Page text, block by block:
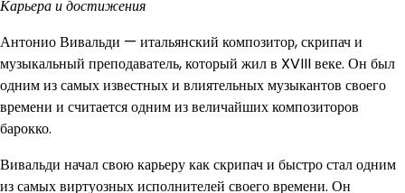
Карьера и достижения
Антонио Вивальди — итальянский композитор, скрипач и
музыкальный преподаватель, который жил в XVIII веке. Он был
одним из самых известных и влиятельных музыкантов своего
времени и считается одним из величайших композиторов
барокко.
Вивальди начал свою карьеру как скрипач и быстро стал одним
из самых виртуозных исполнителей своего времени. Он